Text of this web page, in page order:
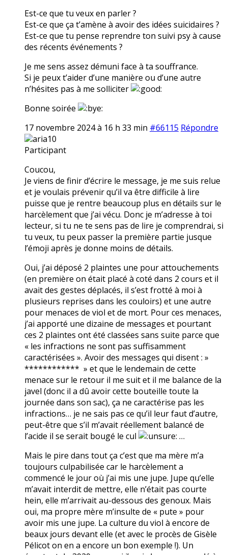
Est-ce que tu veux en parler ?
Est-ce que ça t’amène à avoir des idées suicidaires ?
Est-ce que tu pense reprendre ton suivi psy à cause
des récents événements ?
Je me sens assez démuni face à ta souffrance.
Si je peux t’aider d’une manière ou d’une autre
n’hésites pas à me solliciter
Bonne soirée
17 novembre 2024 à 16 h 33 min #66115 Répondre
aria10
Participant
Coucou,
Je viens de finir d’écrire le message, je me suis relue
et je voulais prévenir qu’il va être difficile à lire
puisse que je rentre beaucoup plus en détails sur le
harcèlement que j’ai vécu. Donc je m’adresse à toi
lecteur, si tu ne te sens pas de lire je comprendrai, si
tu veux, tu peux passer la première partie jusque
l’émoji après je donne moins de détails.
Oui, j’ai déposé 2 plaintes une pour attouchements
(en première on était placé à coté dans 2 cours et il
avait des gestes déplacés, il s’est frotté à moi à
plusieurs reprises dans les couloirs) et une autre
pour menaces de viol et de mort. Pour ces menaces,
j’ai apporté une dizaine de messages et pourtant
ces 2 plaintes ont été classées sans suite parce que
« les infractions ne sont pas suffisamment
caractérisées ». Avoir des messages qui disent : »
************ » et que le lendemain de cette
menace sur le retour il me suit et il me balance de la
javel (donc il a dû avoir cette bouteille toute la
journée dans son sac), ça ne caractérise pas les
infractions… je ne sais pas ce qu’il leur faut d’autre,
peut-être que s’il m’avait réellement balancé de
l’acide il se serait bougé le cul
…
Mais le pire dans tout ça c’est que ma mère m’a
toujours culpabilisée car le harcèlement a
commencé le jour où j’ai mis une jupe. Jupe qu’elle
m’avait interdit de mettre, elle n’était pas courte
hein, elle m’arrivait au-dessous des genoux. Mais
oui, ma propre mère m’insulte de « pute » pour
avoir mis une jupe. La culture du viol à encore de
beaux jours devant elle (et avec le procès de Gisèle
Pélicot on en a encore un bon exemple !). Un